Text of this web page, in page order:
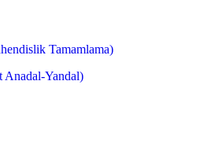
Tamamlama)
Anadal-Yandal)